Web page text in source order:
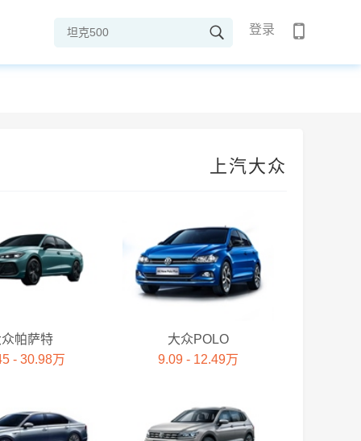
登录
上汽大众
帕萨特
- 30.98万
大众POLO
9.09 - 12.49万